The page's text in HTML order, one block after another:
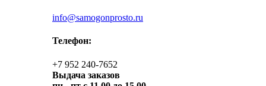
info@samogonprosto.ru
Телефон:
+7 952 240-7652
Выдача заказов